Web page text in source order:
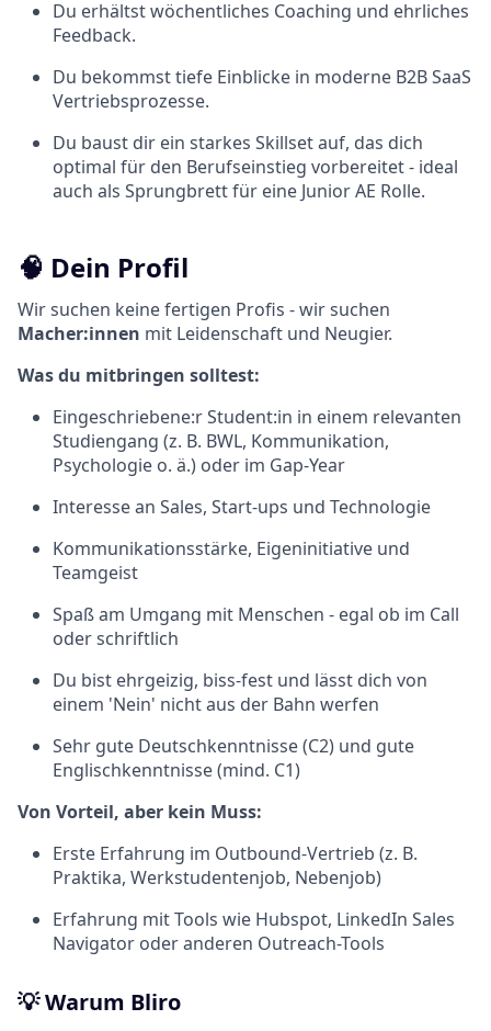
Du erhältst wöchentliches Coaching und ehrliches
Feedback.
Du bekommst tiefe Einblicke in moderne B2B SaaS
Vertriebsprozesse.
Du baust dir ein starkes Skillset auf, das dich
optimal für den Berufseinstieg vorbereitet - ideal
auch als Sprungbrett für eine Junior AE Rolle.
🧠 Dein Profil
Wir suchen keine fertigen Profis - wir suchen
Macher:innen mit Leidenschaft und Neugier.
Was du mitbringen solltest:
Eingeschriebene:r Student:in in einem relevanten
Studiengang (z. B. BWL, Kommunikation,
Psychologie o. ä.) oder im Gap-Year
Interesse an Sales, Start-ups und Technologie
Kommunikationsstärke, Eigeninitiative und
Teamgeist
Spaß am Umgang mit Menschen - egal ob im Call
oder schriftlich
Du bist ehrgeizig, biss-fest und lässt dich von
einem 'Nein' nicht aus der Bahn werfen
Sehr gute Deutschkenntnisse (C2) und gute
Englischkenntnisse (mind. C1)
Von Vorteil, aber kein Muss:
Erste Erfahrung im Outbound-Vertrieb (z. B.
Praktika, Werkstudentenjob, Nebenjob)
Erfahrung mit Tools wie Hubspot, LinkedIn Sales
Navigator oder anderen Outreach-Tools
💡 Warum Bliro